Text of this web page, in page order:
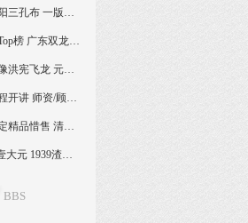
圣佳揭秘：下曲阝阳三孔布 一版壹萬圆牧马图
盘点中国钱币成交Top榜 广东双龙寿字创纪录
圣佳揭秘：袁世凯像洪宪飞龙 元代扬州五十两
泉力学堂机制币课程开讲 师资/顾问业界顶尖
古钱月报：高古稳定精品惜售 清母大钱再升温
SBP：湖北银元局壹大元 1939渣打银行壹佰圆
BBS